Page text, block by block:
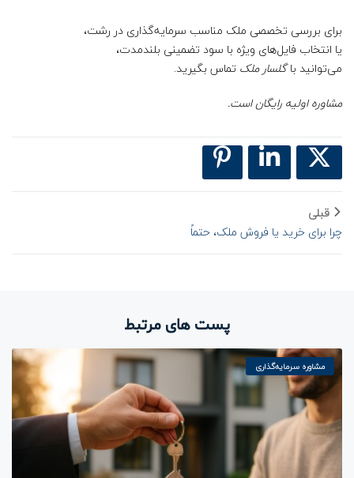
برای بررسی تخصصی ملک مناسب سرمایه‌گذاری در رشت،
یا انتخاب فایل‌های ویژه با سود تضمینی بلندمدت،
می‌توانید باگلسار ملک تماس بگیرید.
مشاوره اولیه رایگان است.
قبلی
چرا برای خرید یا فروش ملک، حتماً
به یک مشاور املاک حرفه‌ای نیاز
پست های مرتبط
مشاوره سرمایه‌گذاری